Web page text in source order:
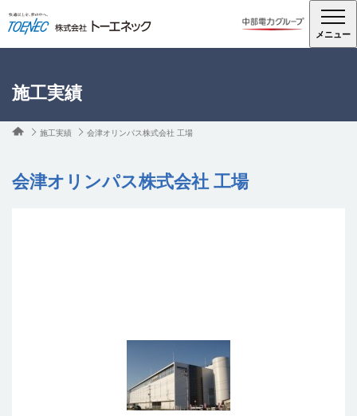
メニュー
施工実績
施工実績 会津オリンパス株式会社 工場
会津オリンパス株式会社 工場